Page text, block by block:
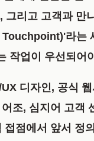
리고 고객과 만
라는
작업이 우선되어
디자인, 공식
조, 심지어 고객
접점에서 앞서 정